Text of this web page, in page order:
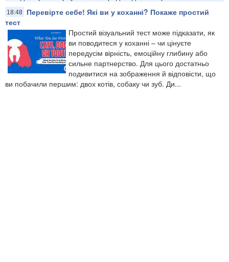
18:48
Перевірте себе! Які ви у коханні? Покаже простий
тест
Простий візуальний тест може підказати, як
ви поводитеся у коханні – чи цінуєте
передусім вірність, емоційну глибину або
сильне партнерство. Для цього достатньо
подивитися на зображення й відповісти, що
ви побачили першим: двох котів, собаку чи зуб. Ди...